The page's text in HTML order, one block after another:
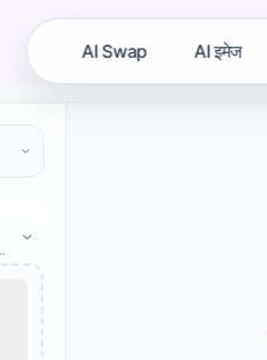
AI Swap AI इमेज